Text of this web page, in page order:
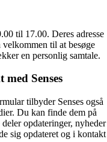
til 17.00. Deres adresse
til at besøge
en personlig samtale.
Senses
tilbyder Senses også
Du kan finde dem på
opdateringer, nyheder
sig opdateret og i kontakt